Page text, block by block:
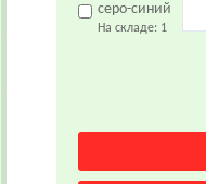
серо-синий
На складе: 1